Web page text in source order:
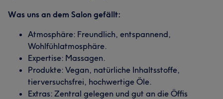
Was uns an dem Salon gefällt:
Atmosphäre: Freundlich, entspannend,
Wohlfühlatmosphäre.
Expertise: Massagen.
Produkte: Vegan, natürliche Inhaltsstoffe,
tierversuchsfrei, hochwertige Öle.
Extras: Zentral gelegen und gut an die Öffis